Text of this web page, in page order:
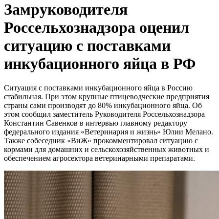
Замруководителя
Россельхознадзора оценил
ситуацию с поставками
инкубационного яйца в РФ
Ситуация с поставками инкубационного яйца в Россию
стабильная. При этом крупные птицеводческие предприятия
страны сами производят до 80% инкубационного яйца. Об
этом сообщил заместитель Руководителя Россельхознадзора
Константин Савенков в интервью главному редактору
федерального издания «Ветеринария и жизнь» Юлии Мелано.
Также собеседник «ВиЖ» прокомментировал ситуацию с
кормами для домашних и сельскохозяйственных животных и
обеспечением агросектора ветеринарными препаратами.